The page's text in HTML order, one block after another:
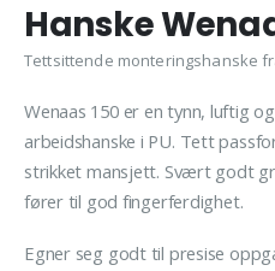
Hanske
Tettsittende monteringshanske
Wenaas 150 er en tynn, luftig
arbeidshanske i PU. Tett
strikket mansjett. Svært godt
fører til god fingerferdighet.
Egner seg godt til presise